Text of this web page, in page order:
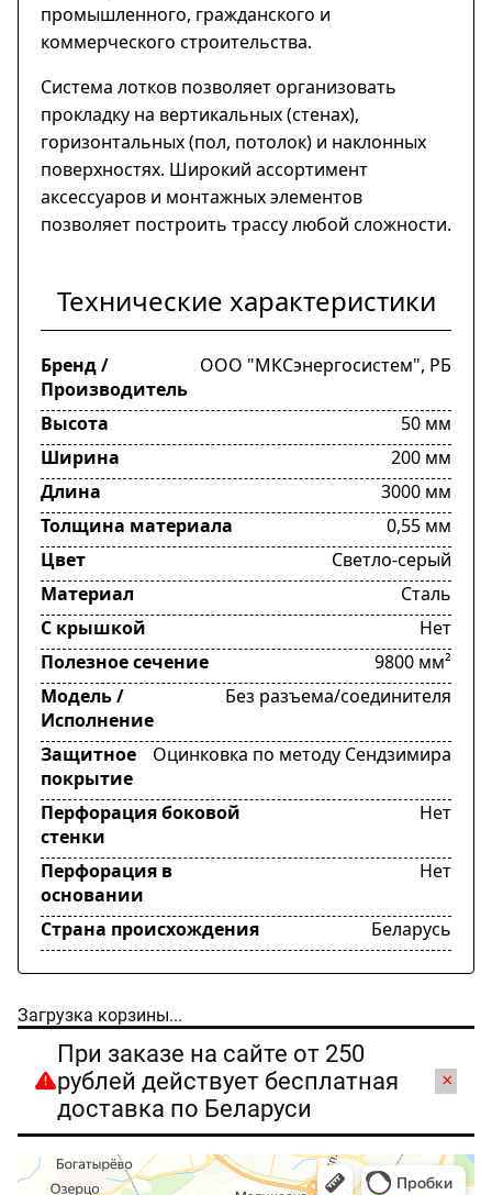
промышленного, гражданского и
коммерческого строительства.
Система лотков позволяет организовать
прокладку на вертикальных (стенах),
горизонтальных (пол, потолок) и наклонных
поверхностях. Широкий ассортимент
аксессуаров и монтажных элементов
позволяет построить трассу любой сложности.
Технические характеристики
Бренд /
Производитель
ООО "МКСэнергосистем", РБ
Высота
50 мм
Ширина
200 мм
Длина
3000 мм
Толщина материала
0,55 мм
Цвет
Светло-серый
Материал
Сталь
С крышкой
Нет
Полезное сечение
9800 мм²
Модель /
Исполнение
Без разъема/соединителя
Защитное
покрытие
Оцинковка по методу Сендзимира
Перфорация боковой
стенки
Нет
Перфорация в
основании
Нет
Страна происхождения Беларусь
Загрузка корзины...
При заказе на сайте от 250
рублей действует бесплатная
доставка по Беларуси
×